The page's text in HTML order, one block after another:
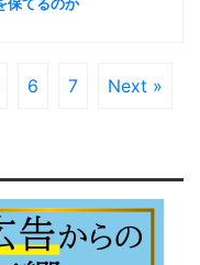
保てるのか
6 7 Next »